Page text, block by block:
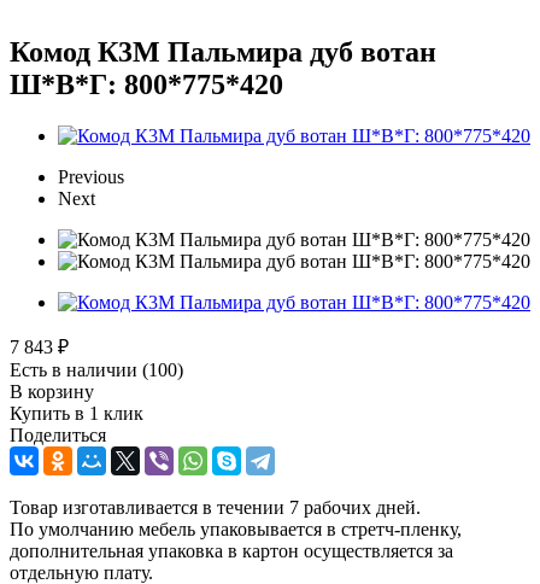
Комод К3М Пальмира дуб вотан
Ш*В*Г: 800*775*420
Previous
Next
7 843 ₽
Есть в наличии (100)
В корзину
Купить в 1 клик
Поделиться
Товар изготавливается в течении 7 рабочих дней.
По умолчанию мебель упаковывается в стретч-пленку,
дополнительная упаковка в картон осуществляется за
отдельную плату.